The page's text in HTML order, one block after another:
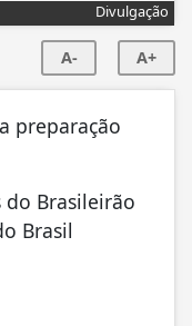
Divulgação
A- A+
preparação
do Brasileirão
Brasil